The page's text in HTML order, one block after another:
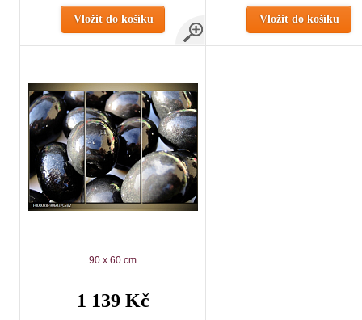
Vložit do košíku Vložit do košíku
90 x 60 cm
1 139 Kč